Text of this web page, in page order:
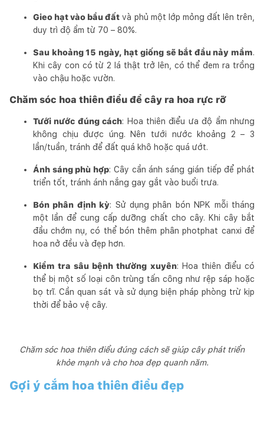
Gieo hạt vào bầu đất và phủ một lớp mỏng đất lên trên,
duy trì độ ẩm từ 70 – 80%.
Sau khoảng 15 ngày, hạt giống sẽ bắt đầu nảy mầm.
Khi cây con có từ 2 lá thật trở lên, có thể đem ra trồng
vào chậu hoặc vườn.
Chăm sóc hoa thiên điểu để cây ra hoa rực rỡ
Tưới nước đúng cách: Hoa thiên điểu ưa độ ẩm nhưng
không chịu được úng. Nên tưới nước khoảng 2 – 3
lần/tuần, tránh để đất quá khô hoặc quá ướt.
Ánh sáng phù hợp: Cây cần ánh sáng gián tiếp để phát
triển tốt, tránh ánh nắng gay gắt vào buổi trưa.
Bón phân định kỳ: Sử dụng phân bón NPK mỗi tháng
một lần để cung cấp dưỡng chất cho cây. Khi cây bắt
đầu chớm nụ, có thể bón thêm phân photphat canxi để
hoa nở đều và đẹp hơn.
Kiểm tra sâu bệnh thường xuyên: Hoa thiên điểu có
thể bị một số loại côn trùng tấn công như rệp sáp hoặc
bọ trĩ. Cần quan sát và sử dụng biện pháp phòng trừ kịp
thời để bảo vệ cây.
Chăm sóc hoa thiên điểu đúng cách sẽ giúp cây phát triển
khỏe mạnh và cho hoa đẹp quanh năm.
Gợi ý cắm hoa thiên điểu đẹp